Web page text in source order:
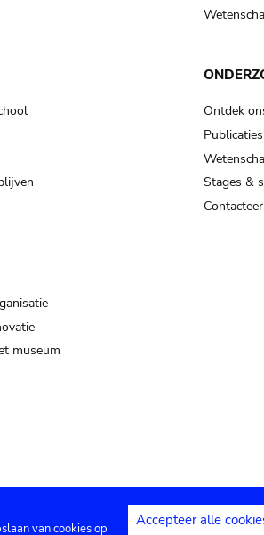
Ontdek
Publicaties
Stages &
museum
van cookies op Accepteer alle